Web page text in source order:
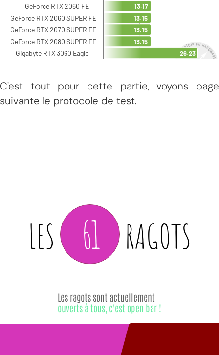
C'est tout pour cette partie, voyons page
suivante le protocole de test.
LES 61 RAGOTS
Les ragots sont actuellement
ouverts à tous, c'est open bar !